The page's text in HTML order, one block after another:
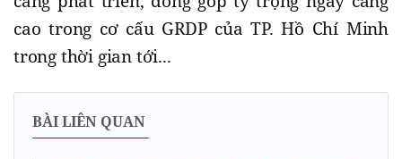
cao trong cơ cấu GRDP của TP. Hồ Chí Minh
trong thời gian tới...
BÀI LIÊN QUAN